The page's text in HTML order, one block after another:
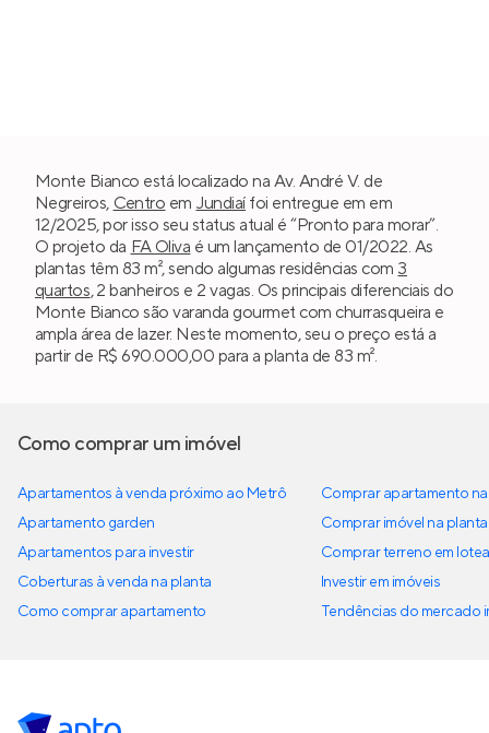
Monte Bianco está localizado na Av. André V. de
Negreiros, Centro em Jundiaí foi entregue em em
12/2025, por isso seu status atual é “Pronto para morar”.
O projeto da FA Oliva é um lançamento de 01/2022. As
plantas têm 83 m², sendo algumas residências com 3
quartos, 2 banheiros e 2 vagas. Os principais diferenciais do
Monte Bianco são varanda gourmet com churrasqueira e
ampla área de lazer. Neste momento, seu o preço está a
partir de R$ 690.000,00 para a planta de 83 m².
Como comprar um imóvel
Apartamentos à venda próximo ao Metrô
Apartamento garden
Apartamentos para investir
Coberturas à venda na planta
Como comprar apartamento
Comprar apartamento
Comprar imóvel na planta
Comprar terreno em
Investir em imóveis
Tendências do mercado